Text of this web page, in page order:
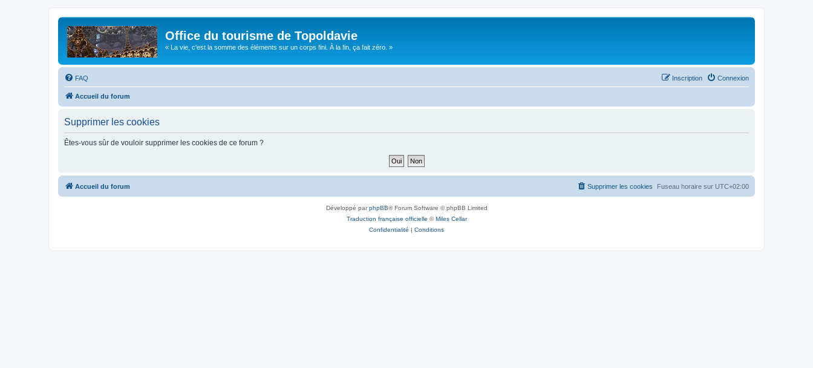
Office du tourisme de Topoldavie
« La vie, c'est la somme des éléments sur un corps fini. À la fin, ça fait zéro. »
FAQ Connexion
Inscription
Accueil du forum
Supprimer les cookies
Êtes-vous sûr de vouloir supprimer les cookies de ce forum ?
Accueil du forum Fuseau horaire sur UTC+02:00
Supprimer les cookies
Développé parphpBB® Forum Software © phpBB Limited
Traduction française officielle ©Miles Cellar
Confidentialité | Conditions